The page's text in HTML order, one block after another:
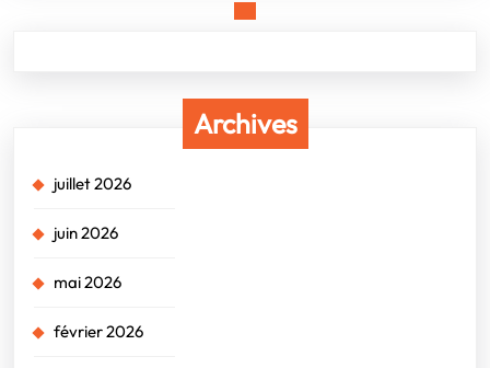
Archives
juillet 2026
juin 2026
mai 2026
février 2026